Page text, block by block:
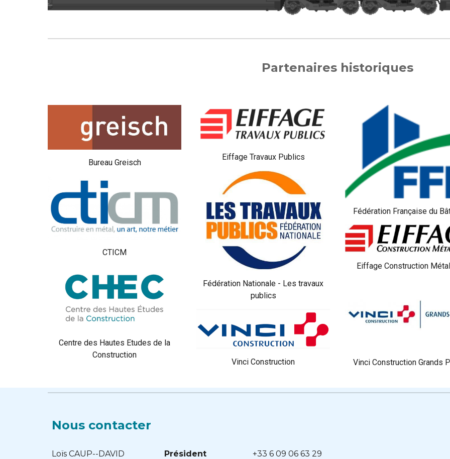
Partenaires historiques
Bureau Greisch
CTICM
Centre des Hautes Etudes de la
Construction
Eiffage Travaux Publics
Fédération Nationale - Les travaux
publics
Vinci Construction
Fédération Française du
Eiffage Construction
Vinci Construction Grands
Nous contacter
Loïs CAUP--DAVID Président +33 6 09 06 63 29